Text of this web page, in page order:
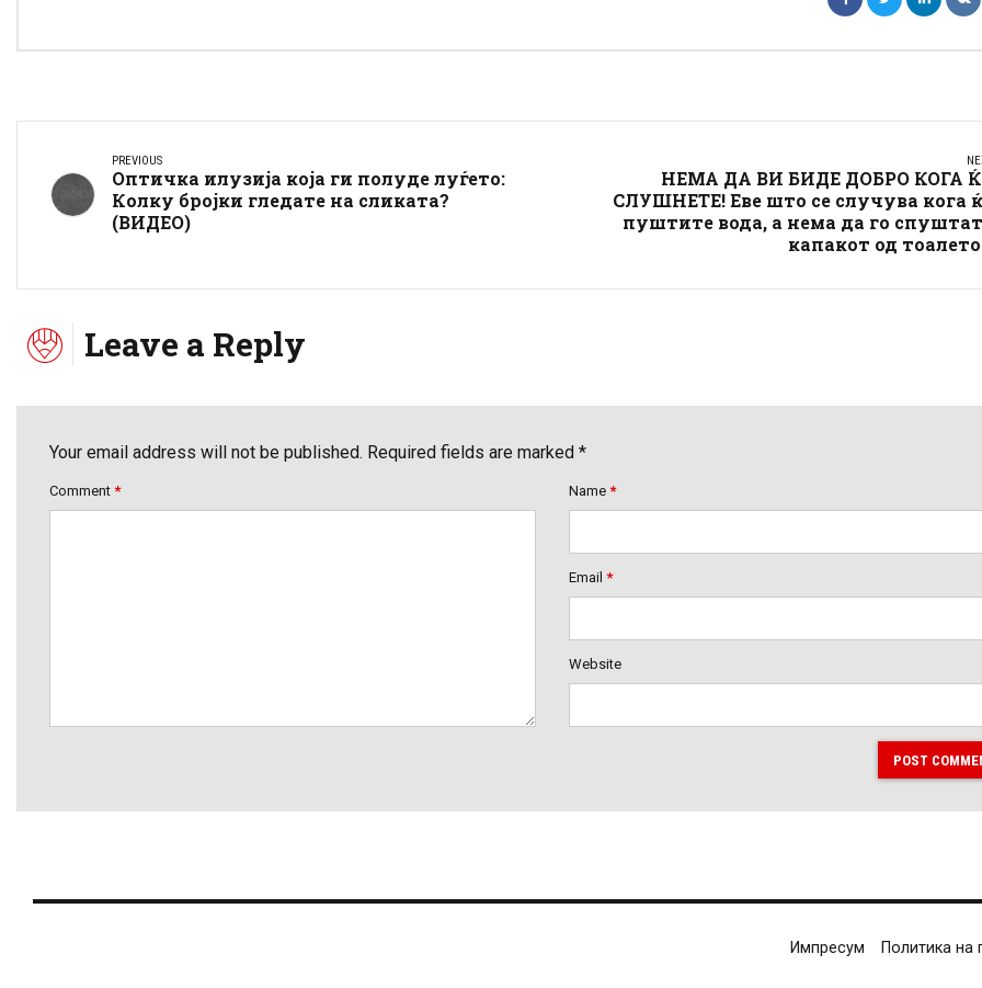
PREVIOUS
Оптичка илузија која ги полуде луѓето:
Колку бројки гледате на сликата?
(ВИДЕО)
НЕМА ДА ВИ БИДЕ ДОБРО КОГА
СЛУШНЕТЕ! Еве што се случува кога
пуштите вода, а нема да го
капакот од
Leave a Reply
Your email address will not be published. Required fields are marked *
Comment * Name *
Email *
Website
POST
Импресум Политика на